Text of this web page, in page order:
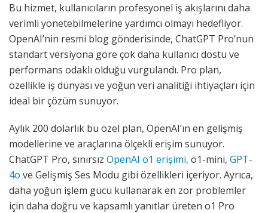
Bu hizmet, kullanıcıların profesyonel iş akışlarını daha
verimli yönetebilmelerine yardımcı olmayı hedefliyor.
OpenAI’nin resmi blog gönderisinde, ChatGPT Pro’nun
standart versiyona göre çok daha kullanıcı dostu ve
performans odaklı olduğu vurgulandı. Pro plan,
özellikle iş dünyası ve yoğun veri analitiği ihtiyaçları için
ideal bir çözüm sunuyor.
Aylık 200 dolarlık bu özel plan, OpenAI’ın en gelişmiş
modellerine ve araçlarına ölçekli erişim sunuyor.
ChatGPT Pro, sınırsız OpenAI o1 erişimi, o1-mini, GPT-
4o ve Gelişmiş Ses Modu gibi özellikleri içeriyor. Ayrıca,
daha yoğun işlem gücü kullanarak en zor problemler
için daha doğru ve kapsamlı yanıtlar üreten o1 Pro